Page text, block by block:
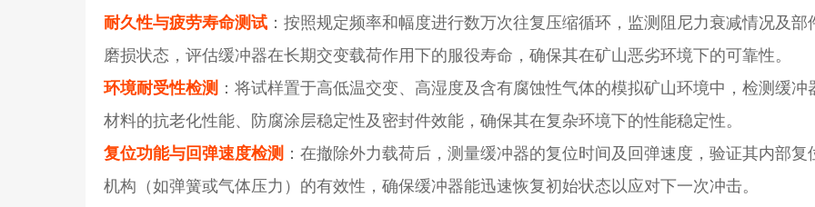
耐久性与疲劳寿命测试 ：按照规定频率和幅度进行数万次往复压缩循环，监测阻尼力衰减情况及部
磨损状态，评估缓冲器在长期交变载荷作用下的服役寿命，确保其在矿山恶劣环境下的可靠性。
环境耐受性检测 ：将试样置于高低温交变、高湿度及含有腐蚀性气体的模拟矿山环境中，检测缓冲
材料的抗老化性能、防腐涂层稳定性及密封件效能，确保其在复杂环境下的性能稳定性。
复位功能与回弹速度检测 ：在撤除外力载荷后，测量缓冲器的复位时间及回弹速度，验证其内部复
机构（如弹簧或气体压力）的有效性，确保缓冲器能迅速恢复初始状态以应对下一次冲击。